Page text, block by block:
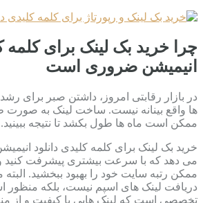
چرا خرید بک لینک برای کلمه
انیمیشن ضروری است
در بازار رقابتی امروز، داشتن صبر برای
ها واقع بینانه نیست. ساخت لینک به
ممکن است ماه ها طول بکشد تا نتیجه ببینید.
خرید بک لینک برای کلمه کلیدی دانلود
می دهد که با سرعت بیشتری پیشرفت کنید
ممکن رتبه سایت خود را بهبود ببخشید. البته
دریافت لینک های اسپم نیست، بلکه منظور
تخصصی است که لینک هایی با کیفیت و از